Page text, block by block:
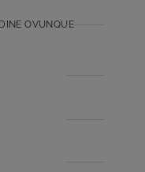
OVUNQUE